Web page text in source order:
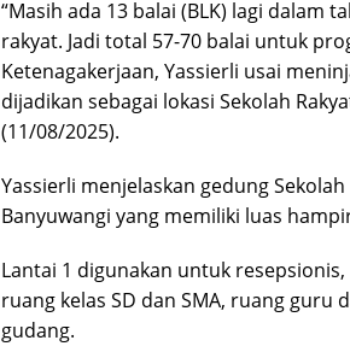
“Masih ada 13 balai (BLK) lagi dalam
rakyat. Jadi total 57-70 balai untuk
Ketenagakerjaan, Yassierli usai
dijadikan sebagai lokasi Sekolah
(11/08/2025).
Yassierli menjelaskan gedung
Banyuwangi yang memiliki luas
Lantai 1 digunakan untuk
ruang kelas SD dan SMA, ruang guru
gudang.